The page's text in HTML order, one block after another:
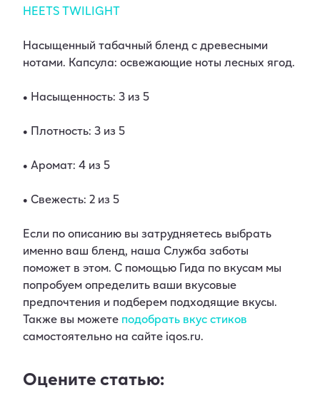
HEETS TWILIGHT
Насыщенный табачный бленд с древесными
нотами. Капсула: освежающие ноты лесных ягод.
• Насыщенность: 3 из 5
• Плотность: 3 из 5
• Аромат: 4 из 5
• Свежесть: 2 из 5
Если по описанию вы затрудняетесь выбрать
именно ваш бленд, наша Служба заботы
поможет в этом. С помощью Гида по вкусам мы
попробуем определить ваши вкусовые
предпочтения и подберем подходящие вкусы.
Также вы можете подобрать вкус стиков
самостоятельно на сайте iqos.ru.
Оцените статью: